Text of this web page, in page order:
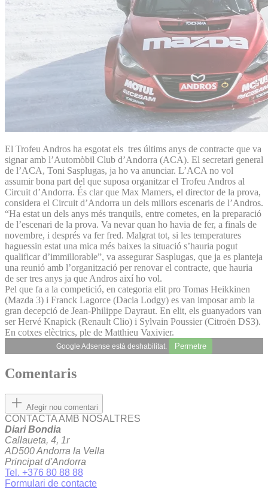
El Trofeu Andros ha esgotat els tres últims anys de contracte que va
signar amb l’Automòbil Club d’Andorra (ACA). El secretari general
de l’ACA, Toni Sasplugas, ja ho va anunciar. L’ACA no vol
assumir bona part del que suposa organitzar el Trofeu Andros al
Circuit d’Andorra. És clar que Max Mamers, el director de la prova,
considera el Circuit d’Andorra un dels millors escenaris de l’Andros.
“Ha estat un dels anys més tranquils, entre cometes, en la preparació
de l’escenari de la prova. Va nevar quan ho havia de fer, a finals de
novembre, i després va fer fred. Malgrat tot, si les temperatures
haguessin estat una mica més baixes la situació s’hauria pogut
qualificar d’immillorable”, va assegurar Sasplugas, que ja es planteja
una reunió amb l’organització per renovar el contracte, que hauria
de ser tres anys ja que Andros així ho vol.
Pel que fa a la competició, en categoria elit pro Tomas Heikkinen
(Mazda 3) i Franck Lagorce (Dacia Lodgy) es van imposar amb la
gran decepció de Jean-Philippe Dayraut. En elit, els guanyadors van
ser Hervé Knapick (Renault Clio) i Sylvain Poussier (Citroën DS3).
En cotxes elèctrics, ple de Matthieu Vaxivier.
Google Adsense està deshabilitat. Permetre
Comentaris
Afegir nou comentari
CONTACTA AMB NOSALTRES
Diari Bondia
Callaueta, 4, 1r
AD500 Andorra la Vella
Principat d'Andorra
Tel. +376 80 88 88
Formulari de contacte